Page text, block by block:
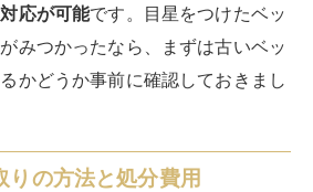
応が可能です。目星をつけたベッ
みつかったなら、まずは古いベッ
かどうか事前に確認しておきまし
りの方法と処分費用